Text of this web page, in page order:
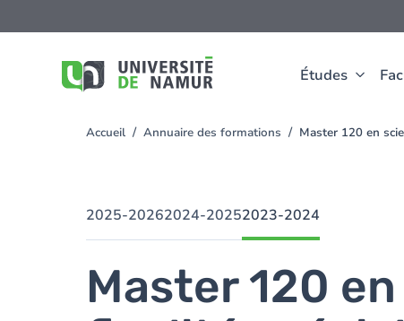
Études
au
You
Accueil Annuaire des formations Master 120 en
2025-20262024-20252023-2024
Master 120